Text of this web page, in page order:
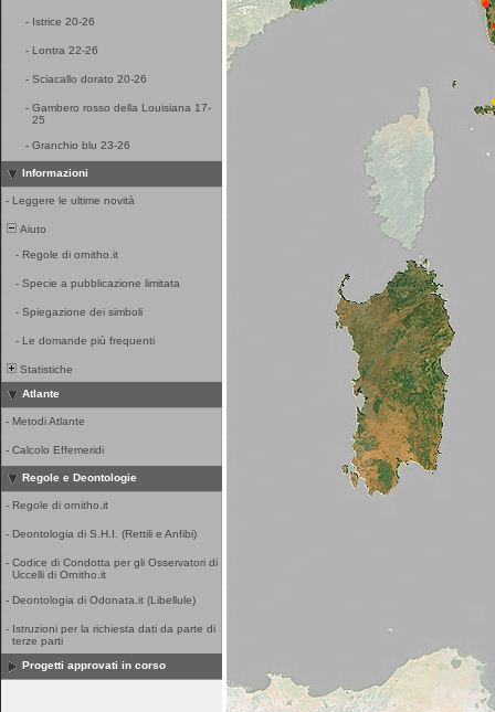
- Istrice 20-26
- Lontra 22-26
- Sciacallo dorato 20-26
- Gambero rosso della Louisiana 17-
25
- Granchio blu 23-26
Informazioni
- Leggere le ultime novità
Aiuto
- Regole di ornitho.it
- Specie a pubblicazione limitata
- Spiegazione dei simboli
- Le domande più frequenti
Statistiche
Atlante
- Metodi Atlante
- Calcolo Effemeridi
Regole e Deontologie
- Regole di ornitho.it
- Deontologia di S.H.I. (Rettili e Anfibi)
- Codice di Condotta per gli Osservatori di
Uccelli di Ornitho.it
- Deontologia di Odonata.it (Libellule)
- Istruzioni per la richiesta dati da parte di
terze parti
Progetti approvati in corso